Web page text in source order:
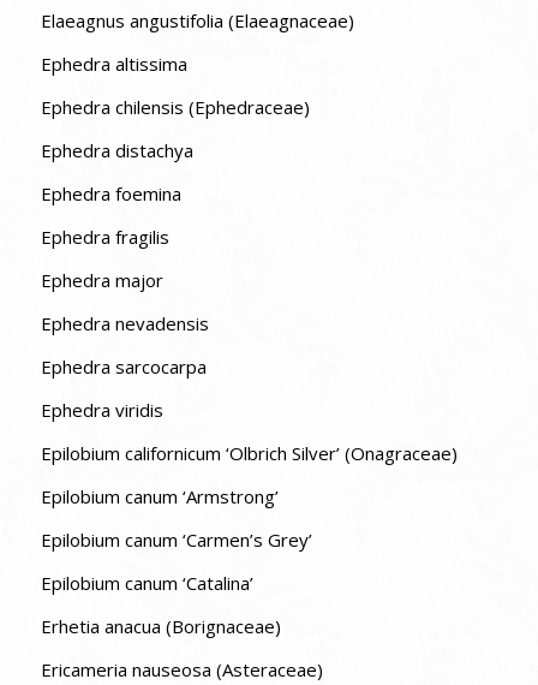
Elaeagnus angustifolia (Elaeagnaceae)
Ephedra altissima
Ephedra chilensis (Ephedraceae)
Ephedra distachya
Ephedra foemina
Ephedra fragilis
Ephedra major
Ephedra nevadensis
Ephedra sarcocarpa
Ephedra viridis
Epilobium californicum ‘Olbrich Silver’ (Onagraceae)
Epilobium canum ‘Armstrong’
Epilobium canum ‘Carmen’s Grey’
Epilobium canum ‘Catalina’
Erhetia anacua (Borignaceae)
Ericameria nauseosa (Asteraceae)